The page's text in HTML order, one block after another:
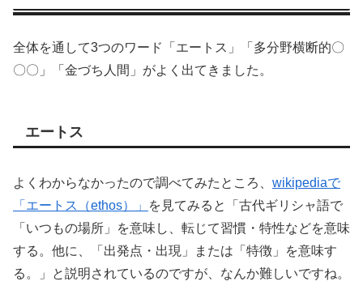
全体を通して3つのワード「エートス」「多分野横断的〇
〇〇」「金づち人間」がよく出てきました。
エートス
よくわからなかったので調べてみたところ、 wikipediaで
「エートス（ethos）」
を見てみると「古代ギリシャ語で
「いつもの場所」を意味し、転じて習慣・特性などを意味
する。他に、「出発点・出現」または「特徴」を意味す
る。」と説明されているのですが、なんか難しいですね。